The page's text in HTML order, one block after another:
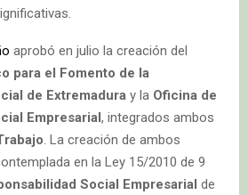
aprobó en julio la creación del
para el Fomento de la
de Extremadura y la Oficina de
Empresarial, integrados ambos
. La creación de ambos
en la Ley 15/2010 de 9
Social Empresarial de